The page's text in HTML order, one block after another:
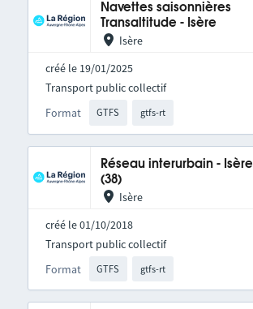
Navettes saisonnières
Transaltitude - Isère
Isère
créé le 19/01/2025
Format GTFS gtfs-rt
Transport public collectif
Réseau interurbain - Isère
(38)
Isère
créé le 01/10/2018
Format GTFS gtfs-rt
Transport public collectif